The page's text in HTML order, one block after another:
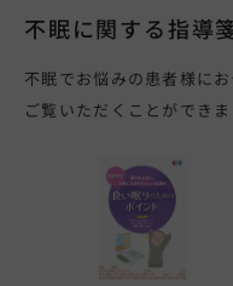
不眠に関する指導
不眠でお悩みの患者様に
ご覧いただくことができま